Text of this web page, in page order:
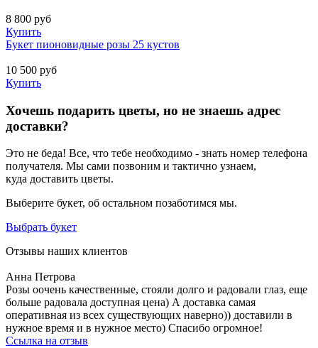
8 800 руб
Купить
Букет пионовидные розы 25 кустов
10 500 руб
Купить
Хочешь подарить цветы, но не знаешь адрес
доставки?
Это не беда! Все, что тебе необходимо - знать номер телефона
получателя. Мы сами позвоним и тактично узнаем,
куда доставить цветы.
Выберите букет, об остальном позаботимся мы.
Выбрать букет
Отзывы наших клиентов
Анна Петрова
Розы оочень качественные, стояли долго и радовали глаз, еще
больше радовала доступная цена) А доставка самая
оперативная из всех существующих наверно)) доставили в
нужное время и в нужное место) Спасибо огромное!
Ссылка на отзыв